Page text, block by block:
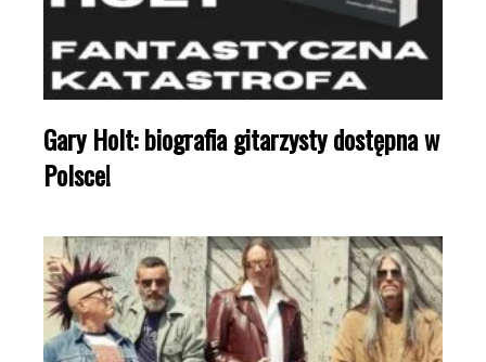
Gary Holt: biografia gitarzysty dostępna w
Polsce!